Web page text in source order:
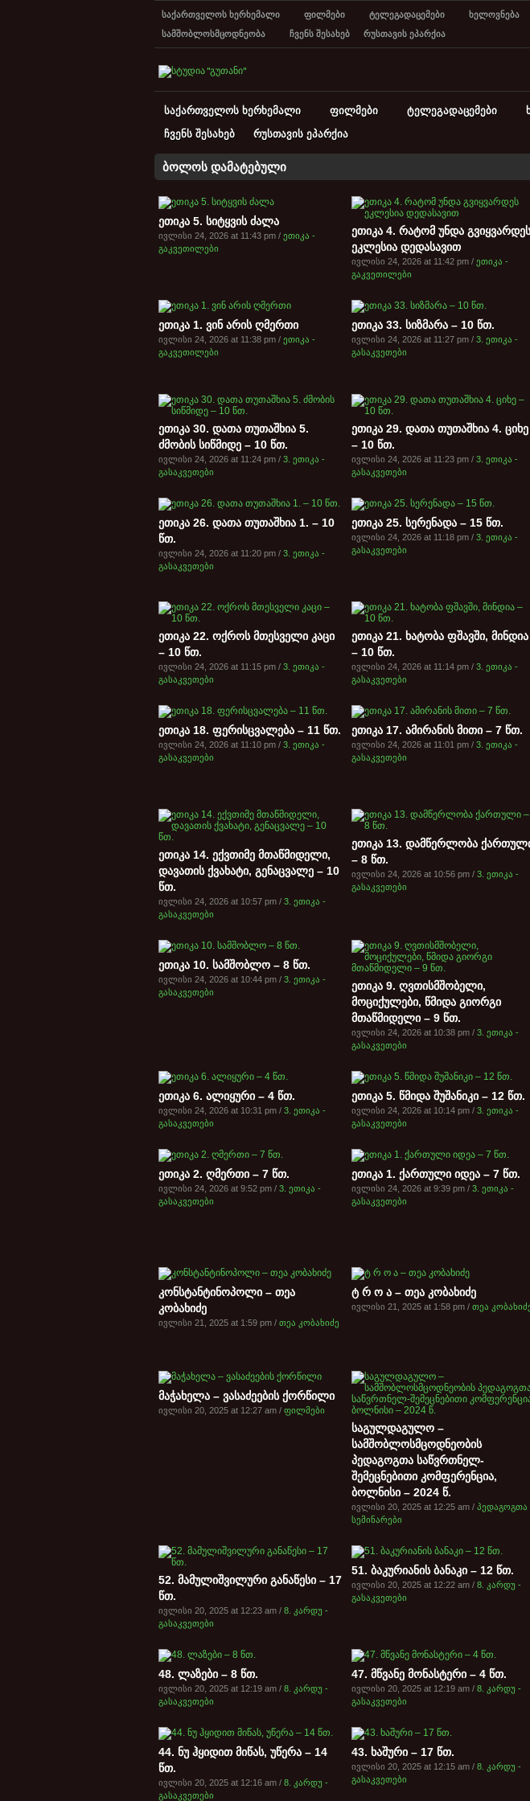
საქართველოს ხერხემალი ფილმები ტელეგადაცემები ხელოვნება
სამშობლოსმცოდნეობა
ჩვენს შესახებ რუსთავის ეპარქია
საქართველოს ხერხემალი ფილმები ტელეგადაცემები
ჩვენს შესახებ
რუსთავის ეპარქია
ბოლოს დამატებული
ეთიკა 5. სიტყვის ძალა
ივლისი 24, 2026 at 11:43 pm / ეთიკა -
გაკვეთილები
ეთიკა 4. რატომ უნდა გვიყვარდეს
ეკლესია დედასავით
ივლისი 24, 2026 at 11:42 pm / ეთიკა -
გაკვეთილები
ეთიკა 1. ვინ არის ღმერთი
ივლისი 24, 2026 at 11:38 pm / ეთიკა -
გაკვეთილები
ეთიკა 33. სიზმარა – 10 წთ.
ივლისი 24, 2026 at 11:27 pm / 3. ეთიკა -
გასაკვეთები
ეთიკა 30. დათა თუთაშხია 5.
ძმობის სიწმიდე – 10 წთ.
ივლისი 24, 2026 at 11:24 pm / 3. ეთიკა -
გასაკვეთები
ეთიკა 29. დათა თუთაშხია 4. ციხე
– 10 წთ.
ივლისი 24, 2026 at 11:23 pm / 3. ეთიკა -
გასაკვეთები
ეთიკა 26. დათა თუთაშხია 1. – 10
წთ.
ივლისი 24, 2026 at 11:20 pm / 3. ეთიკა -
გასაკვეთები
ეთიკა 25. სერენადა – 15 წთ.
ივლისი 24, 2026 at 11:18 pm / 3. ეთიკა -
გასაკვეთები
ეთიკა 22. ოქროს მთესველი კაცი
– 10 წთ.
ივლისი 24, 2026 at 11:15 pm / 3. ეთიკა -
გასაკვეთები
ეთიკა 21. ხატობა ფშავში, მინდია
– 10 წთ.
ივლისი 24, 2026 at 11:14 pm / 3. ეთიკა -
გასაკვეთები
ეთიკა 18. ფერისცვალება – 11 წთ.
ივლისი 24, 2026 at 11:10 pm / 3. ეთიკა -
გასაკვეთები
ეთიკა 17. ამირანის მითი – 7 წთ.
ივლისი 24, 2026 at 11:01 pm / 3. ეთიკა -
გასაკვეთები
ეთიკა 14. ექვთიმე მთაწმიდელი,
დავათის ქვახატი, გენაცვალე – 10
წთ.
ივლისი 24, 2026 at 10:57 pm / 3. ეთიკა -
გასაკვეთები
ეთიკა 13. დამწერლობა
– 8 წთ.
ივლისი 24, 2026 at 10:56 pm / 3. ეთიკა -
გასაკვეთები
ეთიკა 10. სამშობლო – 8 წთ.
ივლისი 24, 2026 at 10:44 pm / 3. ეთიკა -
გასაკვეთები
ეთიკა 9. ღვთისმშობელი,
მოციქულები, წმიდა გიორგი
მთაწმიდელი – 9 წთ.
ივლისი 24, 2026 at 10:38 pm / 3. ეთიკა -
გასაკვეთები
ეთიკა 6. ალიყური – 4 წთ.
ივლისი 24, 2026 at 10:31 pm / 3. ეთიკა -
გასაკვეთები
ეთიკა 5. წმიდა შუშანიკი – 12 წთ.
ივლისი 24, 2026 at 10:14 pm / 3. ეთიკა -
გასაკვეთები
ეთიკა 2. ღმერთი – 7 წთ.
ივლისი 24, 2026 at 9:52 pm / 3. ეთიკა -
გასაკვეთები
ეთიკა 1. ქართული იდეა – 7 წთ.
ივლისი 24, 2026 at 9:39 pm / 3. ეთიკა -
გასაკვეთები
კონსტანტინოპოლი – თეა
კობახიძე
ივლისი 21, 2025 at 1:59 pm / თეა კობახიძე
ტ რ ო ა – თეა კობახიძე
ივლისი 21, 2025 at 1:58 pm / თეა
მაჭახელა – ვასაძეების ქორწილი
ივლისი 20, 2025 at 12:27 am / ფილმები
საგულდაგულო –
სამშობლოსმცოდნეობის
პედაგოგთა საწვრთნელ-
შემეცნებითი კომფერენცია,
ბოლნისი – 2024 წ.
ივლისი 20, 2025 at 12:25 am / პედაგოგთა
სემინარები
52. მამულიშვილური განაწესი – 17
წთ.
ივლისი 20, 2025 at 12:23 am / 8. კარდუ -
გასაკვეთები
51. ბაკურიანის ბანაკი – 12 წთ.
ივლისი 20, 2025 at 12:22 am / 8. კარდუ -
გასაკვეთები
48. ლაზები – 8 წთ.
ივლისი 20, 2025 at 12:19 am / 8. კარდუ -
გასაკვეთები
47. მწვანე მონასტერი – 4 წთ.
ივლისი 20, 2025 at 12:19 am / 8. კარდუ -
გასაკვეთები
44. ნუ ჰყიდით მიწას, უწერა – 14
წთ.
ივლისი 20, 2025 at 12:16 am / 8. კარდუ -
გასაკვეთები
43. ხაშური – 17 წთ.
ივლისი 20, 2025 at 12:15 am / 8. კარდუ -
გასაკვეთები